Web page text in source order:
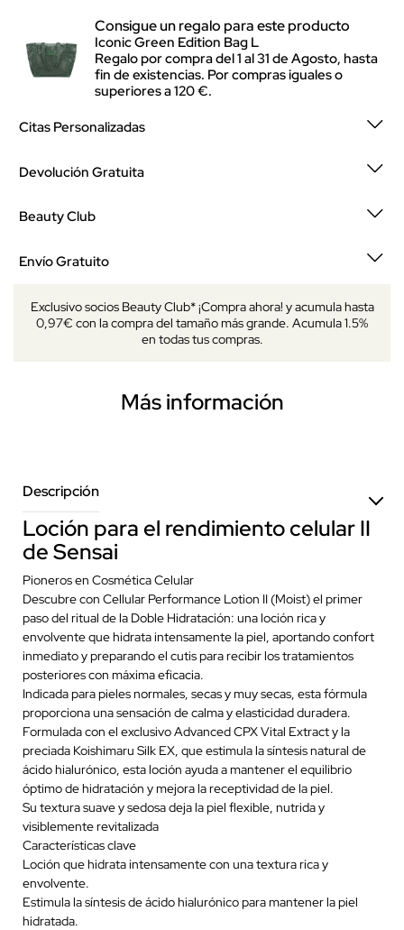
Consigue un regalo para este producto
Iconic Green Edition Bag L
Regalo por compra del 1 al 31 de Agosto, hasta
fin de existencias. Por compras iguales o
superiores a 120 €.
Citas Personalizadas
Devolución Gratuita
Beauty Club
Envío Gratuito
Exclusivo socios Beauty Club* ¡Compra ahora! y acumula hasta
0,97€ con la compra del tamaño más grande. Acumula 1.5%
en todas tus compras.
Más información
Descripción
Loción para el rendimiento celular II
de Sensai
Pioneros en Cosmética Celular
Descubre con Cellular Performance Lotion II (Moist) el primer
paso del ritual de la Doble Hidratación: una loción rica y
envolvente que hidrata intensamente la piel, aportando confort
inmediato y preparando el cutis para recibir los tratamientos
posteriores con máxima eficacia.
Indicada para pieles normales, secas y muy secas, esta fórmula
proporciona una sensación de calma y elasticidad duradera.
Formulada con el exclusivo Advanced CPX Vital Extract y la
preciada Koishimaru Silk EX, que estimula la síntesis natural de
ácido hialurónico, esta loción ayuda a mantener el equilibrio
óptimo de hidratación y mejora la receptividad de la piel.
Su textura suave y sedosa deja la piel flexible, nutrida y
visiblemente revitalizada
Características clave
Loción que hidrata intensamente con una textura rica y
envolvente.
Estimula la síntesis de ácido hialurónico para mantener la piel
hidratada.